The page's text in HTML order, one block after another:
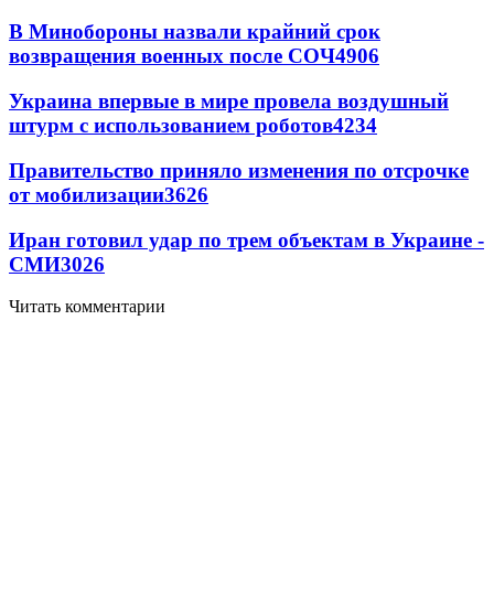
В Минобороны назвали крайний срок
возвращения военных после СОЧ4906
Украина впервые в мире провела воздушный
штурм с использованием роботов4234
Правительство приняло изменения по отсрочке
от мобилизации3626
Иран готовил удар по трем объектам в Украине -
СМИ3026
Читать комментарии